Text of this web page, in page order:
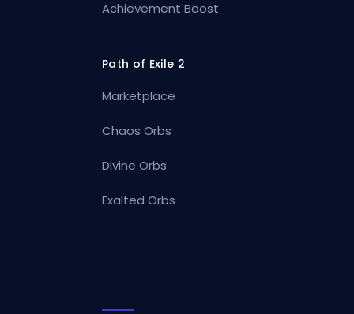
Achievement Boost
Path of Exile 2
Marketplace
Chaos Orbs
Divine Orbs
Exalted Orbs